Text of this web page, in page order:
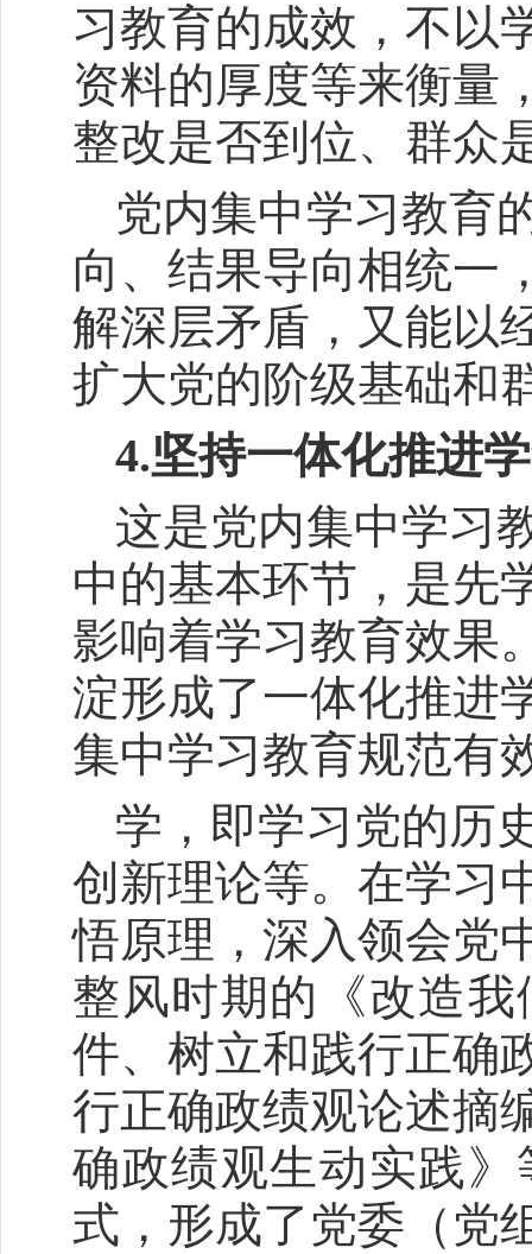
习教育的成效，不以
资料的厚度等来衡量
整改是否到位、群众
党内集中学习教育
向、结果导向相统一
解深层矛盾，又能以
扩大党的阶级基础和
4.坚持一体化推进
这是党内集中学习
中的基本环节，是先
影响着学习教育效果
淀形成了一体化推进
集中学习教育规范有
学，即学习党的历
创新理论等。在学习
悟原理，深入领会党
整风时期的《改造
件、树立和践行正确
行正确政绩观论述摘
确政绩观生动实践
式，形成了党委（党